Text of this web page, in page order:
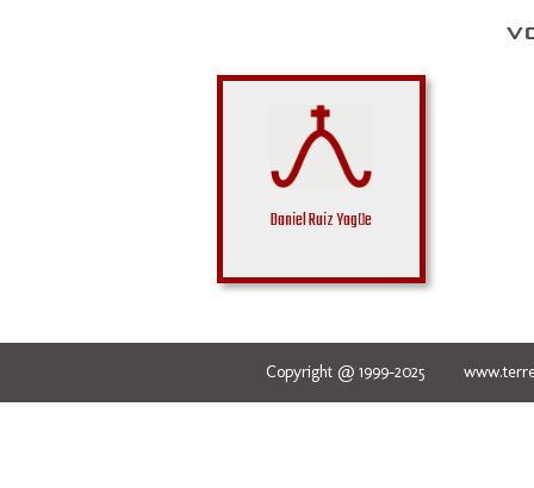
Daniel Ruiz Yagüe
Copyright @ 1999-2025